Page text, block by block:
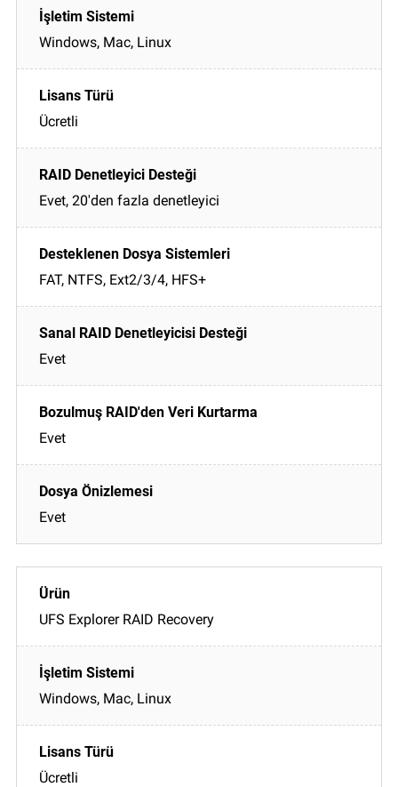
Windows, Mac, Linux
Ücretli
Evet, 20'den fazla denetleyici
FAT, NTFS, Ext2/3/4, HFS+
Evet
Evet
Evet
UFS Explorer RAID Recovery
Windows, Mac, Linux
Ücretli